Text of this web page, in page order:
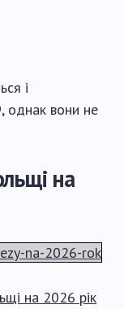
і
однак вони не
на
na-2026-rok
на 2026 рік